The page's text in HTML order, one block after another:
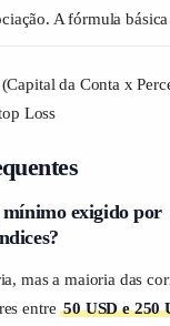
A fórmula básica
da Conta x
Loss
mínimo exigido por
mas a maioria das
entre50 USD e 250